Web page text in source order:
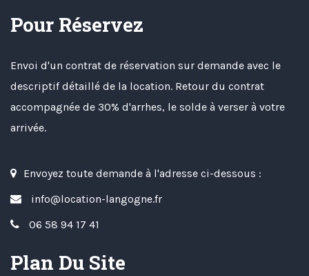
Pour Réservez
Envoi d'un contrat de réservation sur demande avec le
descriptif détaillé de la location. Retour du contrat
accompagnée de 30% d'arrhes, le solde à verser à votre
arrivée.
Envoyez toute demande à l'adresse ci-dessous :
info@location-langogne.fr
06 58 94 17 41
Plan Du Site